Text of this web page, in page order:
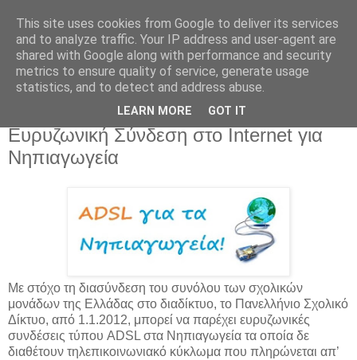
Ευρυζωνική Σύνδεση στο Internet για
Νηπιαγωγεία
Με στόχο τη διασύνδεση του συνόλου των σχολικών
μονάδων της Ελλάδας στο διαδίκτυο, το Πανελλήνιο Σχολικό
Δίκτυο, από 1.1.2012, μπορεί να παρέχει ευρυζωνικές
συνδέσεις τύπου ADSL στα Νηπιαγωγεία τα οποία δε
διαθέτουν τηλεπικοινωνιακό κύκλωμα που πληρώνεται απ’
This site uses cookies from Google to deliver its services
and to analyze traffic. Your IP address and user-agent are
shared with Google along with performance and security
metrics to ensure quality of service, generate usage
statistics, and to detect and address abuse.
LEARN MORE GOT IT